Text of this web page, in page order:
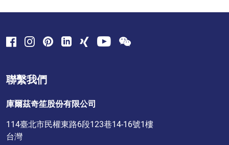
聯繫我們
庫爾茲奇笙股份有限公司
114臺北市民權東路6段123巷14-16號1樓
台灣